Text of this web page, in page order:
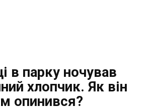
в парку ночував
хлопчик. Як він
опинився?